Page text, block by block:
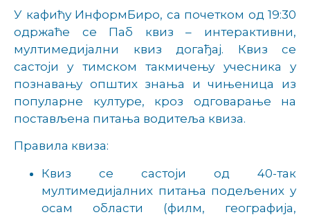
У кафићу ИнформБиро, са почетком од 19:30
одржаће се Паб квиз – интерактивни,
мултимедијални квиз догађај. Квиз се
састоји у тимском такмичењу учесника у
познавању општих знања и чињеница из
популарне културе, кроз одговарање на
постављена питања водитеља квиза.
Правила квиза:
Квиз се састоји од 40-так
мултимедијалних питања подељених у
осам области (филм, географија,